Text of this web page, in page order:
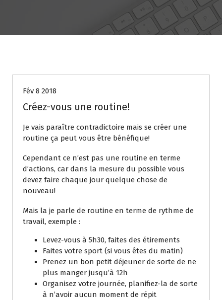
Fév 8 2018
Créez-vous une routine!
Je vais paraître contradictoire mais se créer une
routine ça peut vous être bénéfique!
Cependant ce n’est pas une routine en terme
d’actions, car dans la mesure du possible vous
devez faire chaque jour quelque chose de
nouveau!
Mais la je parle de routine en terme de rythme de
travail, exemple :
Levez-vous à 5h30, faites des étirements
Faites votre sport (si vous êtes du matin)
Prenez un bon petit déjeuner de sorte de ne
plus manger jusqu’à 12h
Organisez votre journée, planifiez-la de sorte
à n’avoir aucun moment de répit